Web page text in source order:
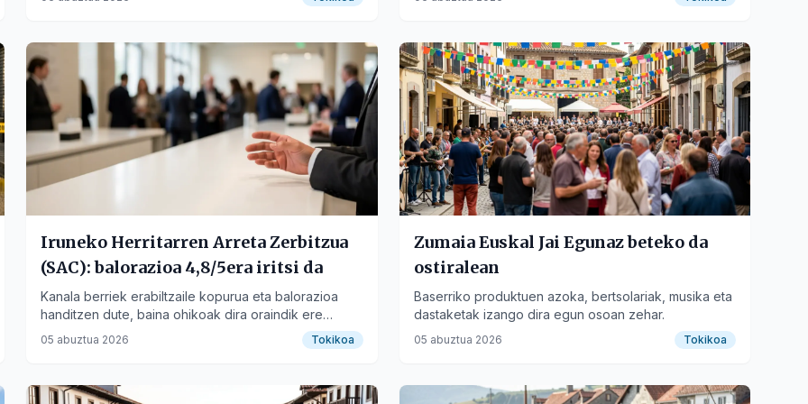
Iruneko Herritarren Arreta Zerbitzua
(SAC): balorazioa 4,8/5era iritsi da
Kanala berriek erabiltzaile kopurua eta balorazioa
handitzen dute, baina ohikoak dira oraindik ere
gehien erabiltzen direnak.
05 abuztua 2026 Tokikoa
Zumaia Euskal Jai Egunaz beteko da
ostiralean
Baserriko produktuen azoka, bertsolariak, musika eta
dastaketak izango dira egun osoan zehar.
05 abuztua 2026 Tokikoa